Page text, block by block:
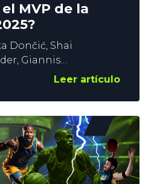
MVP de la
Dončić, Shai
Giannis
y Joel Embiid son, por
el premio MVP de la
sus opciones según
YoSports.
Jokić: El MVP quiere
El jugador serbio
tercera
Leer artículo